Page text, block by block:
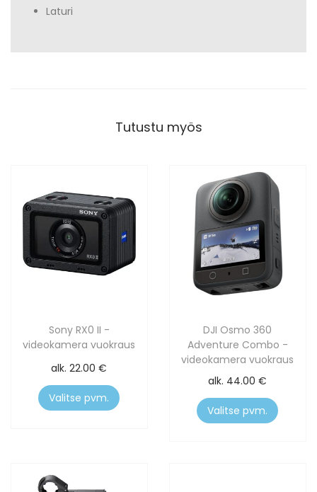
Laturi
Tutustu myös
Sony RX0 II -
videokamera vuokraus
alk.22.00€
Valitse pvm.
DJI Osmo 360
Adventure Combo -
videokamera vuokraus
alk. 44.00€
Valitse pvm.